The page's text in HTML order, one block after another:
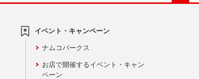
イベント・キャンペーン
ナムコパークス
お店で開催するイベント・キャン
ペーン